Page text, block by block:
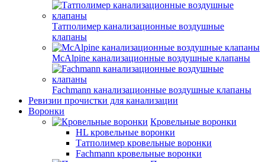
Татполимер канализационные воздушные
клапаны
McAlpine канализационные воздушные клапаны
Fachmann канализационные воздушные клапаны
Ревизии прочистки для канализации
Воронки
Кровельные воронки
HL кровельные воронки
Татполимер кровельные воронки
Fachmann кровельные воронки